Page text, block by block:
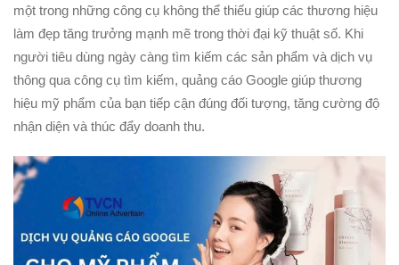
một trong những công cụ không thể thiếu giúp các thương hiệu
làm đẹp tăng trưởng mạnh mẽ trong thời đại kỹ thuật số. Khi
người tiêu dùng ngày càng tìm kiếm các sản phẩm và dịch vụ
thông qua công cụ tìm kiếm, quảng cáo Google giúp thương
hiệu mỹ phẩm của bạn tiếp cận đúng đối tượng, tăng cường độ
nhận diện và thúc đẩy doanh thu.